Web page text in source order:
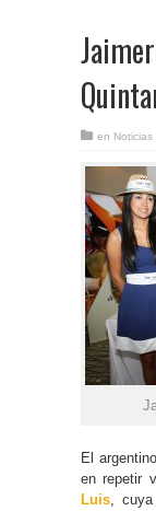
en Noticias
El argentino
en repetir
Luis, cuya